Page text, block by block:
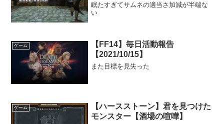
眠たすぎてサムネの適当さ加減が半端な
い
ゲーム
【FF14】毎日活動報告
【2021/10/15】
また目標を見失った
ゲーム
【ハースストーン】君を見つけた
モンスター【酒場の喧嘩】